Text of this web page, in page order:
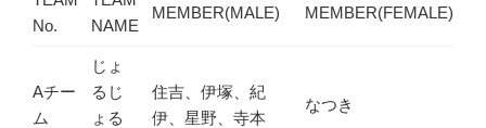
No.
NAME
MEMBER(MALE) MEMBER(FEMALE)
Aチー
ム
じょ
るじ
ょる
住吉、伊塚、紀
伊、星野、寺本
なつき